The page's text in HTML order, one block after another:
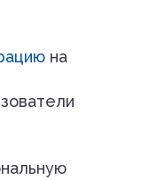
на